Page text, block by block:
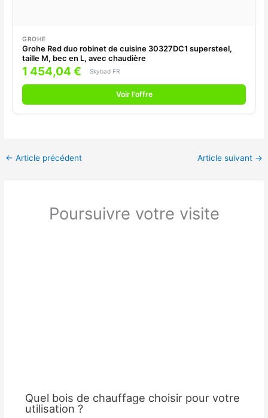
GROHE
Grohe Red duo robinet de cuisine 30327DC1 supersteel,
taille M, bec en L, avec chaudière
1 454,04 € Skybad FR
Voir l'offre
← Article précédent Article suivant →
Poursuivre votre visite
Quel bois de chauffage choisir pour votre
utilisation ?